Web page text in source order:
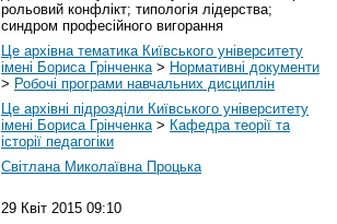
рольовий конфлікт; типологія лідерства;
синдром професійного вигорання
Це архівна тематика Київського університету
імені Бориса Грінченка> Нормативні документи
> Робочі програми навчальних дисциплін
Це архівні підрозділи Київського університету
імені Бориса Грінченка> Кафедра теорії та
історії педагогіки
Світлана Миколаївна Процька
29 Квіт 2015 09:10